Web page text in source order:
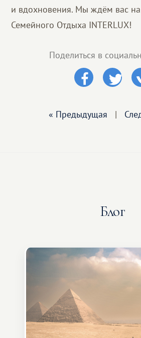
и вдохновения. Мы ждём вас на
Семейного Отдыха INTERLUX!
Поделиться в
« Предыдущая |
Блог